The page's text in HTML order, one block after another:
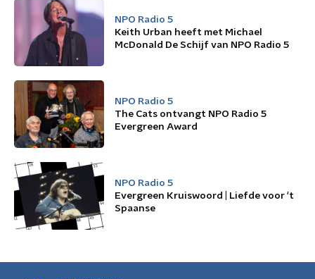
NPO Radio 5
Keith Urban heeft met Michael
McDonald De Schijf van NPO Radio 5
NPO Radio 5
The Cats ontvangt NPO Radio 5
Evergreen Award
NPO Radio 5
Evergreen Kruiswoord | Liefde voor 't
Spaanse